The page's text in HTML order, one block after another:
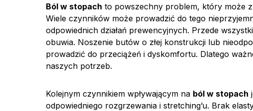
Ból w stopach to powszechny problem, który może
Wiele czynników może prowadzić do tego
odpowiednich działań prewencyjnych. Przede
obuwia. Noszenie butów o złej konstrukcji lub
prowadzić do przeciążeń i dyskomfortu. Dlatego
naszych potrzeb.
Kolejnym czynnikiem wpływającym na ból w stopach
odpowiedniego rozgrzewania i stretching’u. Brak